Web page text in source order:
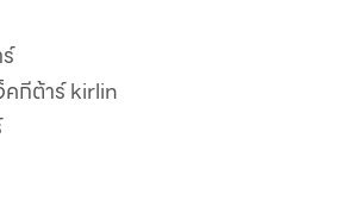
คกีต้าร์ kirlin